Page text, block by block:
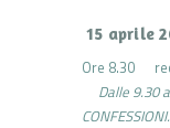
15 aprile
Ore 8.30
Dalle 9.30
CONFESSIONI.